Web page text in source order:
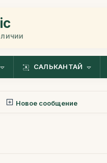
САЛЬКАНТАЙ
Новое сообщение